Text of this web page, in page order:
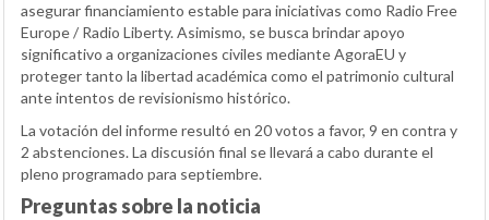
asegurar financiamiento estable para iniciativas como Radio Free
Europe / Radio Liberty. Asimismo, se busca brindar apoyo
significativo a organizaciones civiles mediante AgoraEU y
proteger tanto la libertad académica como el patrimonio cultural
ante intentos de revisionismo histórico.
La votación del informe resultó en 20 votos a favor, 9 en contra y
2 abstenciones. La discusión final se llevará a cabo durante el
pleno programado para septiembre.
Preguntas sobre la noticia